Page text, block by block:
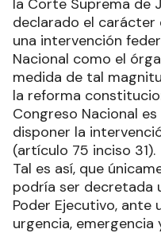
la Corte Suprema de
declarado el
una intervención
Nacional como el
medida de tal
la reforma
Congreso Nacional
disponer la
(artículo 75 inciso 31).
Tal es así, que
podría ser decretada
Poder Ejecutivo, ante
urgencia, emergencia